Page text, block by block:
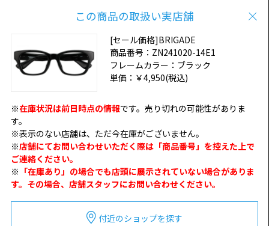
この商品の取扱い実店舗
[セール価格]BRIGADE
商品番号： ZN241020-14E1
フレームカラー： ブラック
単価： ￥4,950(税込)
※在庫状況は前日時点の情報です。売り切れの可能性がありま
す。
※表示のない店舗は、ただ今在庫がございません。
※店舗にてお問い合わせいただく際は「商品番号」を控えた上で
ご連絡ください。
※ 「在庫あり」の場合でも店頭に展示されていない場合がありま
す。その場合、店舗スタッフにお問い合わせください。
付近のショップを探す